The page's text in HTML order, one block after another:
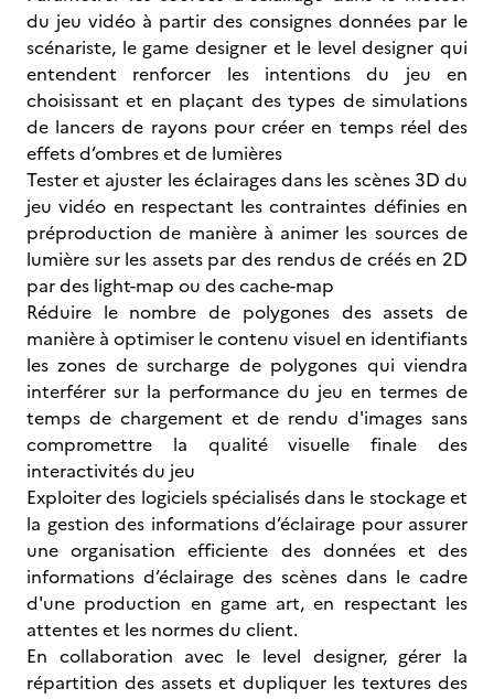
du jeu vidéo à partir des consignes données par le
scénariste, le game designer et le level designer qui
entendent renforcer les intentions du jeu en
choisissant et en plaçant des types de simulations
de lancers de rayons pour créer en temps réel des
effets d’ombres et de lumières
Tester et ajuster les éclairages dans les scènes 3D du
jeu vidéo en respectant les contraintes définies en
préproduction de manière à animer les sources de
lumière sur les assets par des rendus de créés en 2D
par des light-map ou des cache-map
Réduire le nombre de polygones des assets de
manière à optimiser le contenu visuel en identifiants
les zones de surcharge de polygones qui viendra
interférer sur la performance du jeu en termes de
temps de chargement et de rendu d'images sans
compromettre la qualité visuelle finale des
interactivités du jeu
Exploiter des logiciels spécialisés dans le stockage et
la gestion des informations d’éclairage pour assurer
une organisation efficiente des données et des
informations d’éclairage des scènes dans le cadre
d'une production en game art, en respectant les
attentes et les normes du client.
En collaboration avec le level designer, gérer la
répartition des assets et dupliquer les textures des